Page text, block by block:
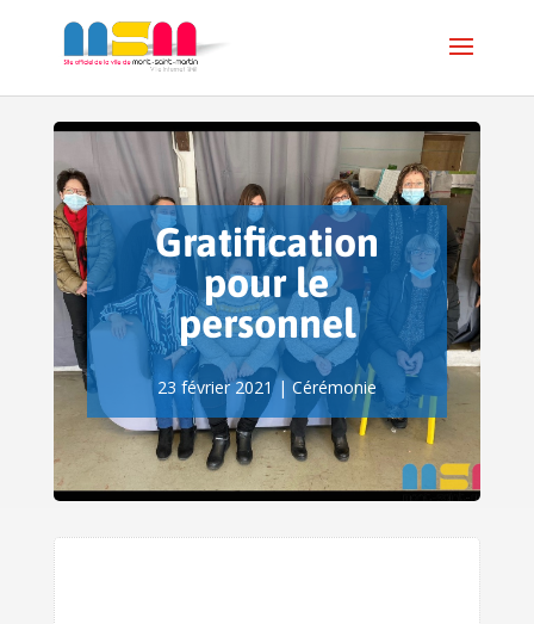
Gratification
pour le
personnel
23 février 2021|Cérémonie